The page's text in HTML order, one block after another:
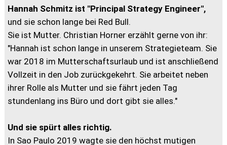
Hannah Schmitz ist "Principal Strategy Engineer",
und sie schon lange bei Red Bull.
Sie ist Mutter. Christian Horner erzählt gerne von ihr:
"Hannah ist schon lange in unserem Strategieteam. Sie
war 2018 im Mutterschaftsurlaub und ist anschließend
Vollzeit in den Job zurückgekehrt. Sie arbeitet neben
ihrer Rolle als Mutter und sie fährt jeden Tag
stundenlang ins Büro und dort gibt sie alles."
Und sie spürt alles richtig.
In Sao Paulo 2019 wagte sie den höchst mutigen